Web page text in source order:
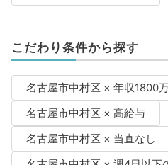
こだわり条件から探す
名古屋市中村区 × 年収1800
名古屋市中村区 × 高給与
名古屋市中村区 × 当直なし